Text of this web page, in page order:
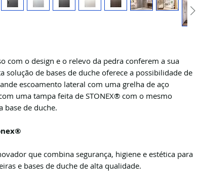
com o design e o relevo da pedra conferem a sua
solução de bases de duche oferece a possibilidade de
escoamento lateral com uma grelha de aço
uma tampa feita de STONEX® com o mesmo
base de duche.
que combina segurança, higiene e estética para
e bases de duche de alta qualidade.